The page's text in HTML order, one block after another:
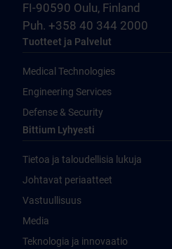
FI-90590 Oulu, Finland
Puh. +358 40 344 2000
Tuotteet ja Palvelut
Medical Technologies
Engineering Services
Defense & Security
Bittium Lyhyesti
Tietoa ja taloudellisia lukuja
Johtavat periaatteet
Vastuullisuus
Media
Teknologia ja innovaatio